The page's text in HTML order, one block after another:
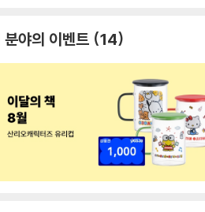
분야의 이벤트 14